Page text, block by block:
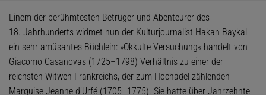
Einem der berühmtesten Betrüger und Abenteurer des
18. Jahrhunderts widmet nun der Kulturjournalist Hakan Baykal
ein sehr amüsantes Büchlein: »Okkulte Versuchung« handelt von
Giacomo Casanovas (1725–1798) Verhältnis zu einer der
reichsten Witwen Frankreichs, der zum Hochadel zählenden
Marquise Jeanne d’Urfé (1705–1775). Sie hatte über Jahrzehnte